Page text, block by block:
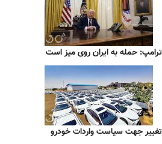
ترامپ: حمله به ایران روی میز است
تغییر جهت سیاست واردات خودرو